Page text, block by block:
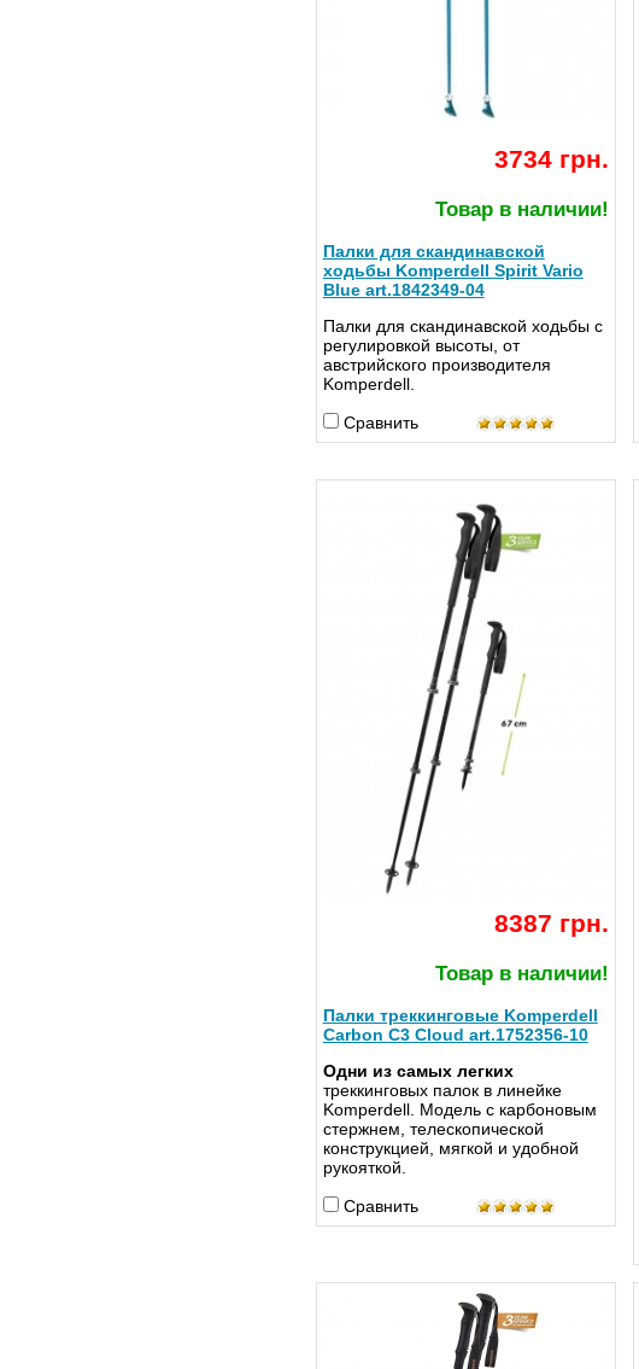
3734 грн.
Товар в наличии!
Палки для скандинавской
ходьбы Komperdell Spirit Vario
Blue art.1842349-04
Палки для скандинавской ходьбы с
регулировкой высоты, от
австрийского производителя
Komperdell.
Сравнить
8387 грн.
Товар в наличии!
Палки треккинговые Komperdell
Carbon C3 Cloud art.1752356-10
Одни из самых легких
треккинговых палок в линейке
Komperdell. Модель с карбоновым
стержнем, телескопической
конструкцией, мягкой и удобной
рукояткой.
Сравнить